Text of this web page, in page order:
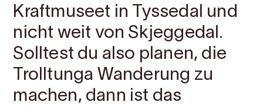
Kraftmuseet in Tyssedal und
nicht weit von Skjeggedal.
Solltest du also planen, die
Trolltunga Wanderung zu
machen, dann ist das